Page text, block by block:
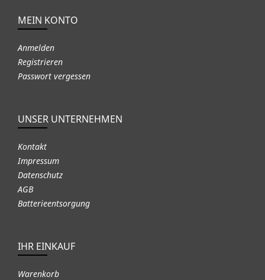
MEIN KONTO
Anmelden
Registrieren
Passwort vergessen
UNSER UNTERNEHMEN
Kontakt
Impressum
Datenschutz
AGB
Batterieentsorgung
IHR EINKAUF
Warenkorb